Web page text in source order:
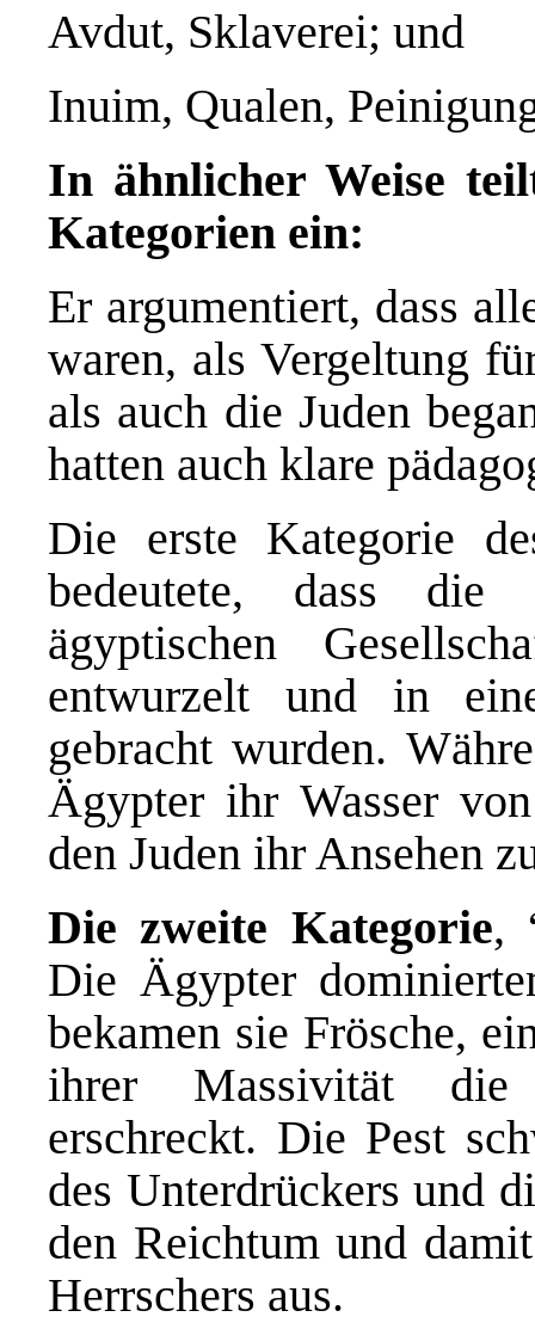
Avdut, Sklaverei; und
Inuim, Qualen,
In ähnlicher Weise
Kategorien ein:
Er argumentiert, dass
waren, als Vergeltung
als auch die Juden
hatten auch klare
Die erste Kategorie
bedeutete, dass
ägyptischen
entwurzelt und in
gebracht wurden.
Ägypter ihr Wasser
den Juden ihr Ansehen
Die zweite Kategorie,
Die Ägypter
bekamen sie Frösche,
ihrer Massivität die
erschreckt. Die Pest
des Unterdrückers und
den Reichtum und
Herrschers aus.